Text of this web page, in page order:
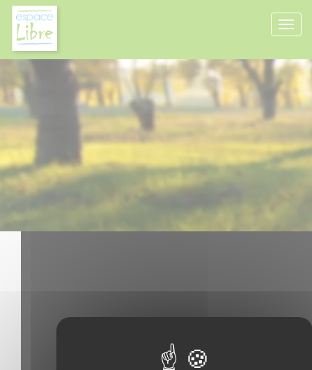
Nous avons besoin de dirigeants
conséquents pour faire face à
cette crise !
Panneau de gestion des cookies